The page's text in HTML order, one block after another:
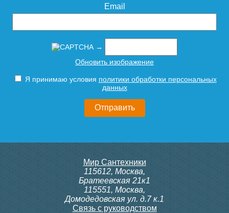
Редуктор давления
выходом под манометр
Email
→
Обновить изображение
Я принимаю условия политики обработки персональных
данных
Мир Сантехники
115612, Москва,
Братеевская 21к1
115551, Москва,
Домодедовская ул. д.7 к.1
Связь с руководством